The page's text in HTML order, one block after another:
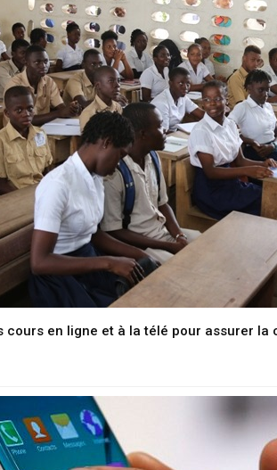
cours en ligne et à la télé pour assurer la